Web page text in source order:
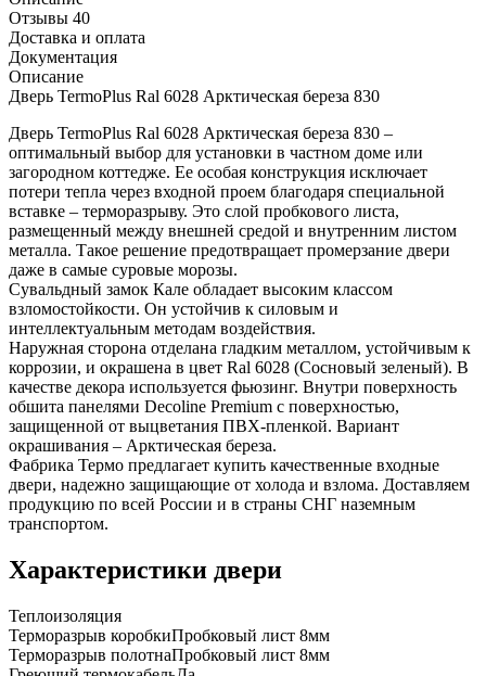
Отзывы 40
Доставка и оплата
Документация
Описание
Дверь TermoPlus Ral 6028 Арктическая береза 830
Дверь TermoPlus Ral 6028 Арктическая береза 830 –
оптимальный выбор для установки в частном доме или
загородном коттедже. Ее особая конструкция исключает
потери тепла через входной проем благодаря специальной
вставке – терморазрыву. Это слой пробкового листа,
размещенный между внешней средой и внутренним листом
металла. Такое решение предотвращает промерзание двери
даже в самые суровые морозы.
Сувальдный замок Кале обладает высоким классом
взломостойкости. Он устойчив к силовым и
интеллектуальным методам воздействия.
Наружная сторона отделана гладким металлом, устойчивым к
коррозии, и окрашена в цвет Ral 6028 (Сосновый зеленый). В
качестве декора используется фьюзинг. Внутри поверхность
обшита панелями Decoline Premium с поверхностью,
защищенной от выцветания ПВХ-пленкой. Вариант
окрашивания – Арктическая береза.
Фабрика Термо предлагает купить качественные входные
двери, надежно защищающие от холода и взлома. Доставляем
продукцию по всей России и в страны СНГ наземным
транспортом.
Характеристики двери
Теплоизоляция
Терморазрыв коробкиПробковый лист 8мм
Терморазрыв полотнаПробковый лист 8мм